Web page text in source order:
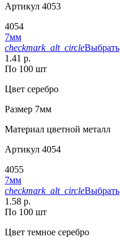
Артикул 4053
4054
7мм
checkmark_alt_circleВыбрать
1.41 р.
По 100 шт
Цвет серебро
Размер 7мм
Материал цветной металл
Артикул 4054
4055
7мм
checkmark_alt_circleВыбрать
1.58 р.
По 100 шт
Цвет темное серебро